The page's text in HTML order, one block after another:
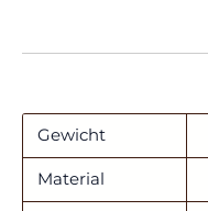
Gewicht
Material